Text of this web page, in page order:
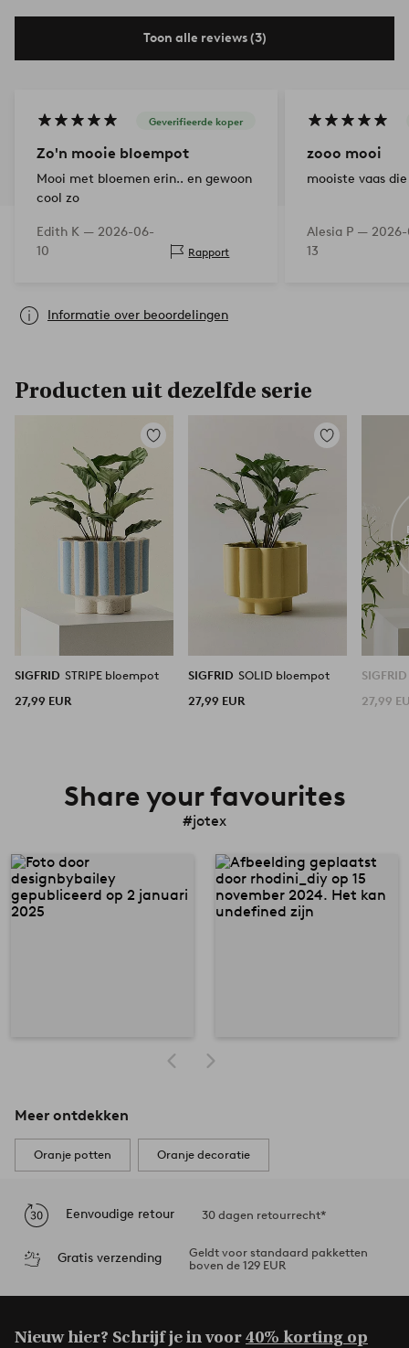
Toon alle reviews (3)
Geverifieerde koper
Zo'n mooie bloempot
Mooi met bloemen erin.. en gewoon
cool zo
Edith K — 2026-06-
10
Rapport
zooo mooi
mooiste vaas
Alesia P —
13
Informatie over beoordelingen
Producten uit dezelfde serie
Toevoegen
aan
favorieten
SIGFRID STRIPE bloempot
27,99 EUR
Toevoegen
favorieten
SIGFRID SOLID bloempot
27,99 EUR
27,99
Share your favourites
#jotex
Meer ontdekken
Oranje potten Oranje decoratie
Eenvoudige retour 30 dagen retourrecht*
Gratis verzending
Geldt voor standaard pakketten
boven de 129 EUR
Nieuw hier? Schrijf je in voor40% korting op